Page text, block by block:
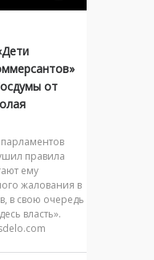
от
правила
ему
жалования в
в свою очередь
власть».